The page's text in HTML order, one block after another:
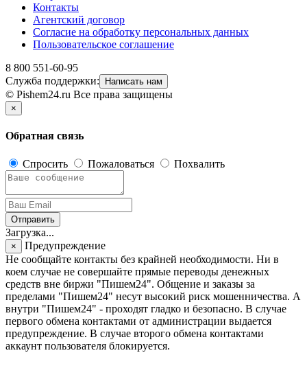
Контакты
Агентский договор
Согласие на обработку персональных данных
Пользовательское соглашение
8 800 551-60-95
Служба поддержки:
Написать нам
© Pishem24.ru Все права защищены
×
Обратная связь
Спросить Пожаловаться Похвалить
Отправить
Загрузка...
×
Предупреждение
Не сообщайте контакты без крайней необходимости. Ни в
коем случае не совершайте прямые переводы денежных
средств вне биржи "Пишем24". Общение и заказы за
пределами "Пишем24" несут высокий риск мошенничества. А
внутри "Пишем24" - проходят гладко и безопасно. В случае
первого обмена контактами от администрации выдается
предупреждение. В случае второго обмена контактами
аккаунт пользователя блокируется.